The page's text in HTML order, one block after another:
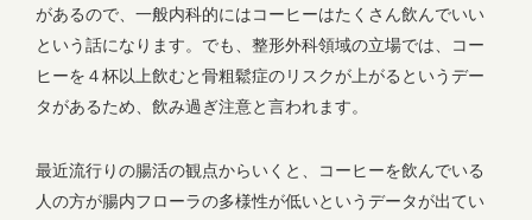
があるので、一般内科的にはコーヒーはたくさん飲んでいい
という話になります。でも、整形外科領域の立場では、コー
ヒーを４杯以上飲むと骨粗鬆症のリスクが上がるというデー
タがあるため、飲み過ぎ注意と言われます。
最近流行りの腸活の観点からいくと、コーヒーを飲んでいる
人の方が腸内フローラの多様性が低いというデータが出てい